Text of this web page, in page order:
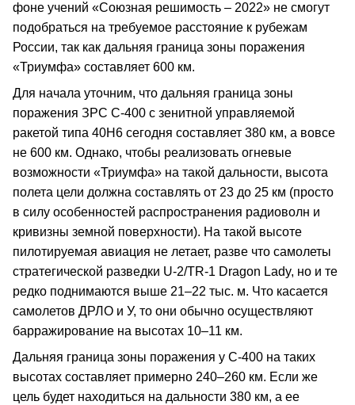
фоне учений «Союзная решимость – 2022» не смогут
подобраться на требуемое расстояние к рубежам
России, так как дальняя граница зоны поражения
«Триумфа» составляет 600 км.
Для начала уточним, что дальняя граница зоны
поражения ЗРС С-400 с зенитной управляемой
ракетой типа 40Н6 сегодня составляет 380 км, а вовсе
не 600 км. Однако, чтобы реализовать огневые
возможности «Триумфа» на такой дальности, высота
полета цели должна составлять от 23 до 25 км (просто
в силу особенностей распространения радиоволн и
кривизны земной поверхности). На такой высоте
пилотируемая авиация не летает, разве что самолеты
стратегической разведки U-2/TR-1 Dragon Lady, но и те
редко поднимаются выше 21–22 тыс. м. Что касается
самолетов ДРЛО и У, то они обычно осуществляют
барражирование на высотах 10–11 км.
Дальняя граница зоны поражения у С-400 на таких
высотах составляет примерно 240–260 км. Если же
цель будет находиться на дальности 380 км, а ее